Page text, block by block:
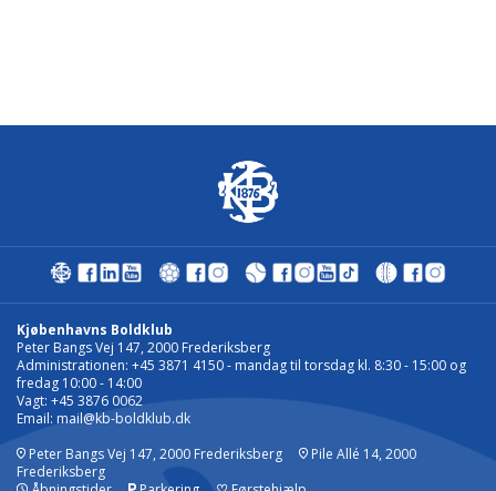
Kjøbenhavns Boldklub
Peter Bangs Vej 147, 2000 Frederiksberg
Administrationen: +45 3871 4150 - mandag til torsdag kl. 8:30 - 15:00 og
fredag 10:00 - 14:00
Vagt: +45 3876 0062
Email: mail@kb-boldklub.dk
Peter Bangs Vej 147, 2000 Frederiksberg
Pile Allé 14, 2000
Frederiksberg